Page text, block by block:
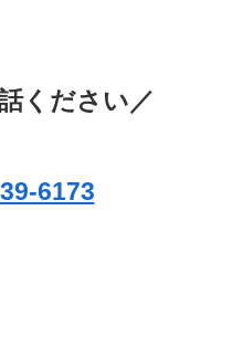
ください／
6173